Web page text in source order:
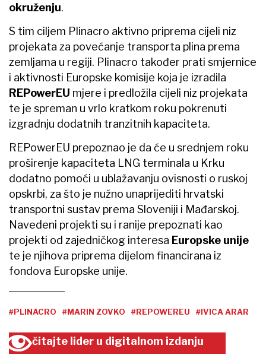
okruženju.
S tim ciljem Plinacro aktivno priprema cijeli niz
projekata za povećanje transporta plina prema
zemljama u regiji. Plinacro također prati smjernice
i aktivnosti Europske komisije koja je izradila
REPowerEU mjere i predložila cijeli niz projekata
te je spreman u vrlo kratkom roku pokrenuti
izgradnju dodatnih tranzitnih kapaciteta.
REPowerEU prepoznao je da će u srednjem roku
proširenje kapaciteta LNG terminala u Krku
dodatno pomoći u ublažavanju ovisnosti o ruskoj
opskrbi, za što je nužno unaprijediti hrvatski
transportni sustav prema Sloveniji i Mađarskoj.
Navedeni projekti su i ranije prepoznati kao
projekti od zajedničkog interesa Europske unije
te je njihova priprema dijelom financirana iz
fondova Europske unije.
#PLINACRO #MARIN ZOVKO #REPOWEREU #IVICA ARAR
čitajte lider u digitalnom izdanju